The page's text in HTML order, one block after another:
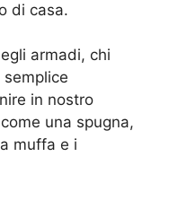
di casa.
armadi, chi
in nostro
una spugna,
muffa e i